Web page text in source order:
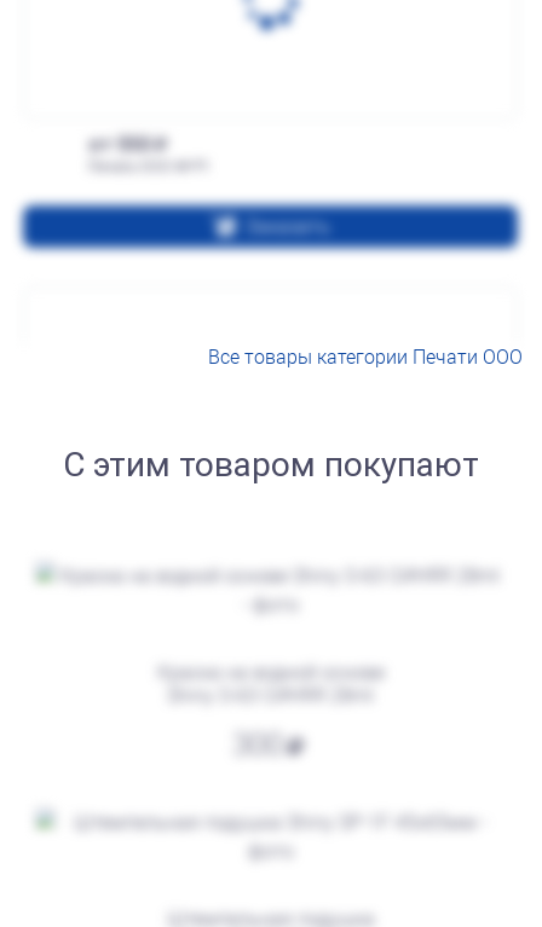
от 550
Заказать
Печать ООО № Р19
Все товары категории Печати ООО
С этим товаром покупают
Краска на водной основе
Штемпельная подушка